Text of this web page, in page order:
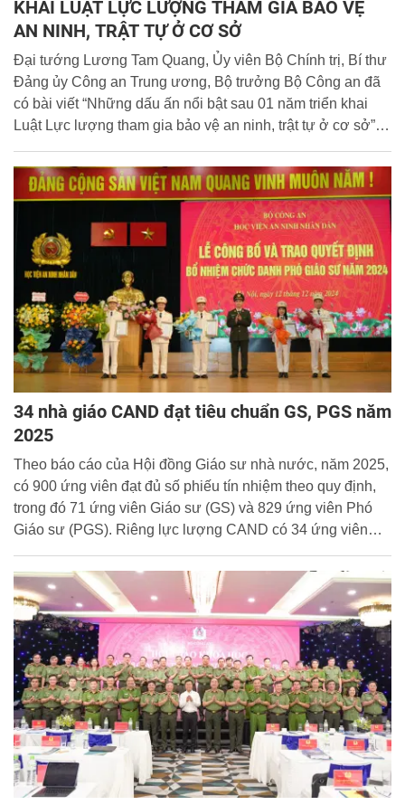
KHAI LUẬT LỰC LƯỢNG THAM GIA BẢO VỆ
AN NINH, TRẬT TỰ Ở CƠ SỞ
Đại tướng Lương Tam Quang, Ủy viên Bộ Chính trị, Bí thư
Đảng ủy Công an Trung ương, Bộ trưởng Bộ Công an đã
có bài viết “Những dấu ấn nổi bật sau 01 năm triển khai
Luật Lực lượng tham gia bảo vệ an ninh, trật tự ở cơ sở”.
văn bài viết của đồng chí Bộ trưởng.
34 nhà giáo CAND đạt tiêu chuẩn GS, PGS năm
2025
Theo báo cáo của Hội đồng Giáo sư nhà nước, năm 2025,
có 900 ứng viên đạt đủ số phiếu tín nhiệm theo quy định,
trong đó 71 ứng viên Giáo sư (GS) và 829 ứng viên Phó
Giáo sư (PGS). Riêng lực lượng CAND có 34 ứng viên
GS và PGS, trong đó ngành Khoa học An ninh có 33 ứng
viên đạt đủ số phiếu tín nhiệm theo quy định và ngành
Công nghệ thông tin có 1 ứng viên.